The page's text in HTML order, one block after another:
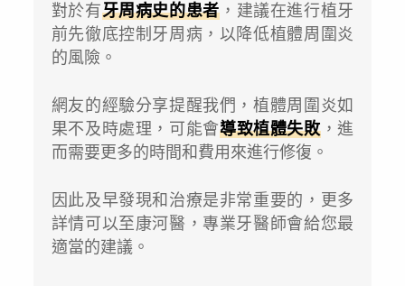
對於有牙周病史的患者，建議在進行植牙
前先徹底控制牙周病，以降低植體周圍炎
的風險。
網友的經驗分享提醒我們，植體周圍炎如
果不及時處理，可能會導致植體失敗，進
而需要更多的時間和費用來進行修復。
因此及早發現和治療是非常重要的，更多
詳情可以至康河醫，專業牙醫師會給您最
適當的建議。